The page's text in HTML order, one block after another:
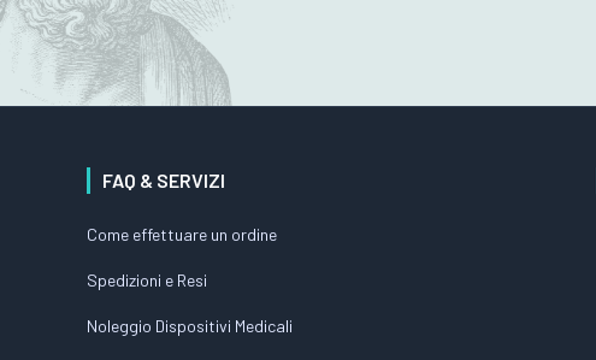
FAQ & SERVIZI
Come effettuare un ordine
Spedizioni e Resi
Noleggio Dispositivi Medicali